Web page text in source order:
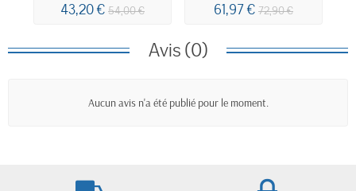
43,20 € 54,00 € 61,97 € 72,90 €
Avis (0)
Aucun avis n'a été publié pour le moment.